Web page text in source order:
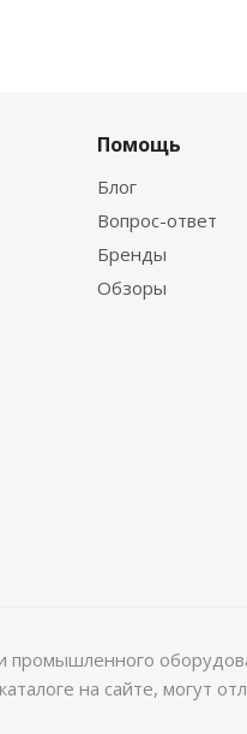
Помощь
Блог
Вопрос-ответ
Бренды
Обзоры
промышленного
на сайте, могут